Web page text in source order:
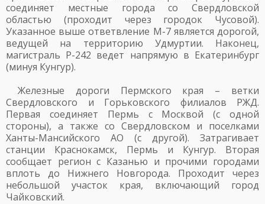
соединяет местные города со Свердловской
областью (проходит через городок Чусовой).
Указанное выше ответвление М-7 является дорогой,
ведущей на территорию Удмуртии. Наконец,
магистраль Р-242 ведет напрямую в Екатеринбург
(минуя Кунгур).
Железные дороги Пермского края – ветки
Свердловского и Горьковского филиалов РЖД.
Первая соединяет Пермь с Москвой (с одной
стороны), а также со Свердловском и поселками
Ханты-Мансийского АО (с другой). Затрагивает
станции Краснокамск, Пермь и Кунгур. Вторая
сообщает регион с Казанью и прочими городами
вплоть до Нижнего Новгорода. Проходит через
небольшой участок края, включающий город
Чайковский.